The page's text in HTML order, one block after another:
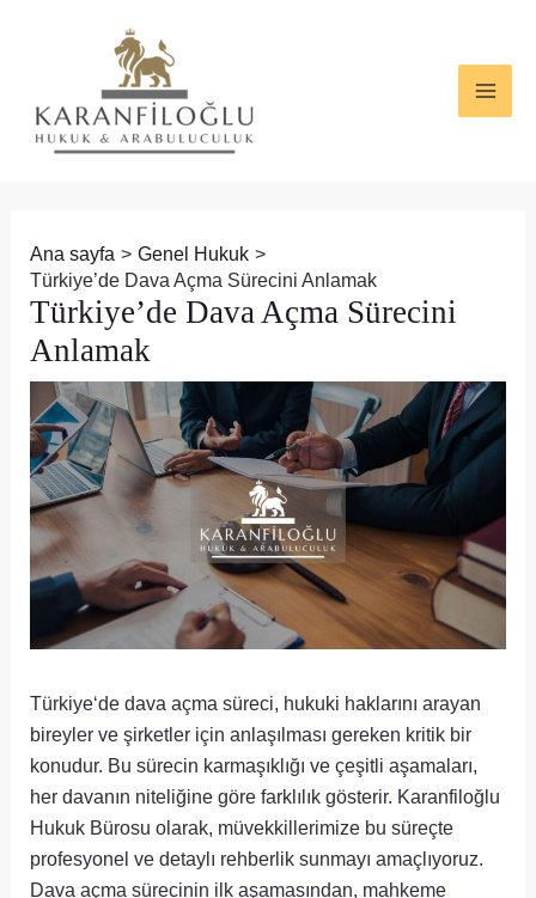
Ana sayfa
Genel Hukuk
Türkiye’de Dava Açma Sürecini Anlamak
Türkiye’de Dava Açma Sürecini
Anlamak
Türkiye‘de dava açma süreci, hukuki haklarını arayan
bireyler ve şirketler için anlaşılması gereken kritik bir
konudur. Bu sürecin karmaşıklığı ve çeşitli aşamaları,
her davanın niteliğine göre farklılık gösterir. Karanfiloğlu
Hukuk Bürosu olarak, müvekkillerimize bu süreçte
profesyonel ve detaylı rehberlik sunmayı amaçlıyoruz.
Dava açma sürecinin ilk aşamasından, mahkeme